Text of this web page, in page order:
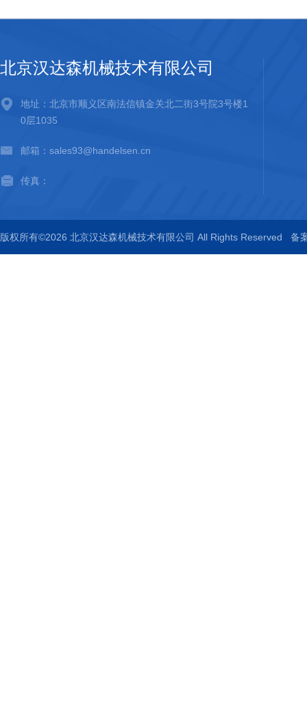
北京汉达森机械技术有限公司
地址：北京市顺义区南法信镇金关北二街3号院3号楼1
0层1035
邮箱：sales93@handelsen.cn
传真：
版权所有©2026 北京汉达森机械技术有限公司 All Rights Reserved 备